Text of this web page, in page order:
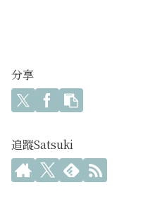
分享
追蹤Satsuki